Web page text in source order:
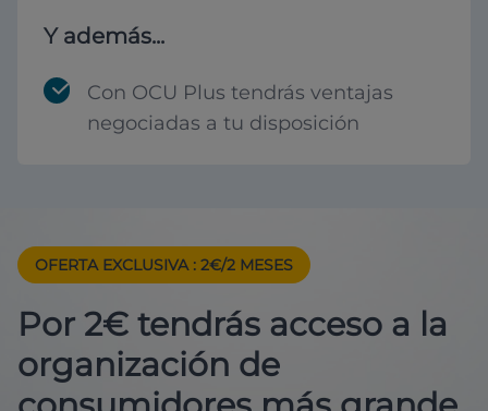
Y además...
Con OCU Plus tendrás ventajas
negociadas a tu disposición
OFERTA EXCLUSIVA : 2€/2 MESES
Por 2€ tendrás acceso a la
organización de